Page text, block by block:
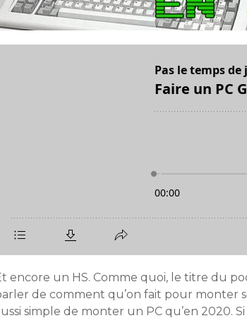
encore un HS. Comme quoi, le titre du
de comment qu’on fait pour monter
simple de monter un PC qu’en 2020. Si